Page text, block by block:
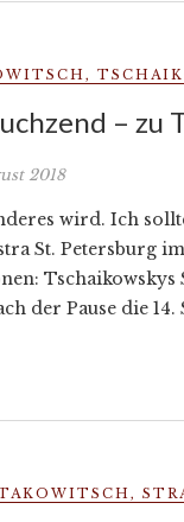
,
– zu
2018
wird. Ich
St. Petersburg
der Pause die
,